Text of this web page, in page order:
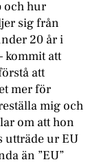
och hur
sig från
20 år i
kommit att
att
mer för
mig och
om att hon
utträde ur EU
än ”EU”